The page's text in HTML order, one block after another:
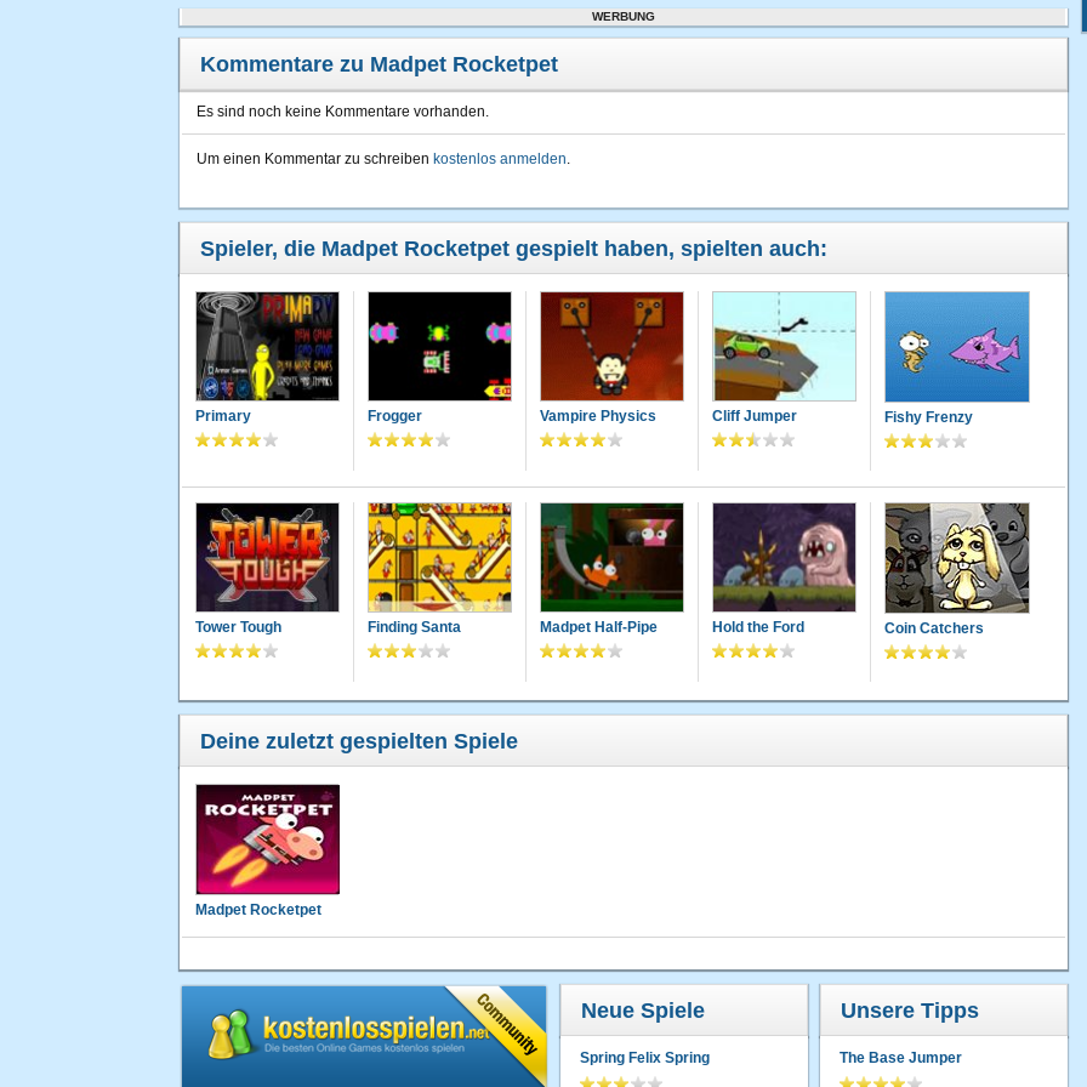
WERBUNG
Kommentare zu Madpet Rocketpet
Es sind noch keine Kommentare vorhanden.
Um einen Kommentar zu schreiben kostenlos anmelden.
Spieler, die Madpet Rocketpet gespielt haben, spielten auch:
Primary Frogger Vampire Physics Cliff Jumper Fishy Frenzy
Tower Tough Finding Santa Madpet Half-Pipe Hold the Ford Coin Catchers
Deine zuletzt gespielten Spiele
Madpet Rocketpet
Neue Spiele
Spring Felix Spring
Unsere Tipps
The Base Jumper